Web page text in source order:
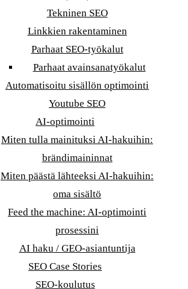
Tekninen SEO
Linkkien rakentaminen
Parhaat SEO-työkalut
Parhaat avainsanatyökalut
Automatisoitu sisällön optimointi
Youtube SEO
AI-optimointi
Miten tulla mainituksi AI-hakuihin:
brändimaininnat
Miten päästä lähteeksi AI-hakuihin:
oma sisältö
Feed the machine: AI-optimointi
prosessini
AI haku / GEO-asiantuntija
SEO Case Stories
SEO-koulutus